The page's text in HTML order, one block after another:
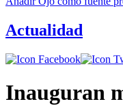
Actualidad
Inauguran